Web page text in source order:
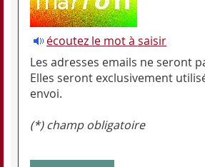
écoutez le mot à saisir
Les adresses emails ne seront
Elles seront exclusivement
envoi.
(*) champ obligatoire